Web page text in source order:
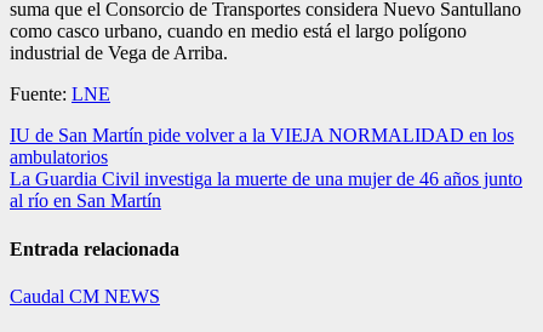
suma que el Consorcio de Transportes considera Nuevo Santullano
como casco urbano, cuando en medio está el largo polígono
industrial de Vega de Arriba.
Fuente: LNE
Navegación
de
entradas
IU de San Martín pide volver a la VIEJA NORMALIDAD en los
ambulatorios
La Guardia Civil investiga la muerte de una mujer de 46 años junto
al río en San Martín
Entrada relacionada
Caudal CM NEWS